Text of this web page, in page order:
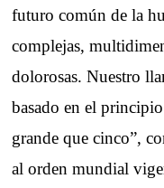
futuro común de la
complejas,
dolorosas. Nuestro
basado en el
grande que cinco”,
al orden mundial